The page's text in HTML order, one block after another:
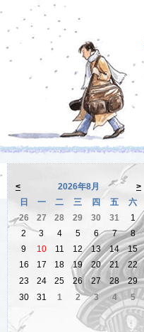
< 2026年8月
>
日
一 二 三 四 五
六
26
27 28 29 30 31
1
2
3 4 5 6 7
8
9
10 11 12 13 14
15
16
17 18 19 20 21
22
23
24 25 26 27 28
29
30
31 1 2 3 4 5